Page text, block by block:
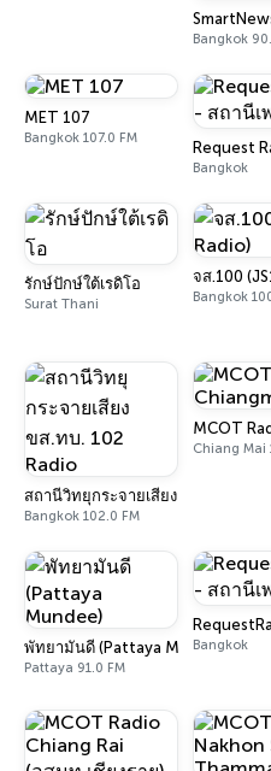
Bangkok
MET 107
Bangkok 107.0 FM
Request
Bangkok
รักษ์ปักษ์ใต้เรดิโอ
Surat Thani
จส.100
Bangkok
สถานีวิทยุกระจายเสียง ขส.ทบ. 102
Bangkok 102.0 FM
MCOT
Chiang Mai
พัทยามันดี (Pattaya Mundee)
Pattaya 91.0 FM
Bangkok